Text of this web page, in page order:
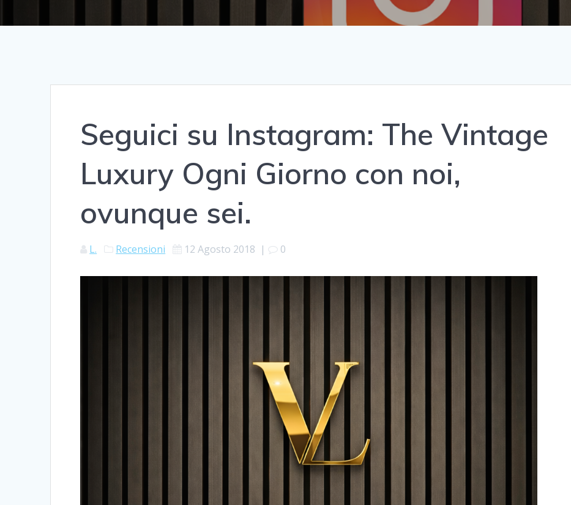
Seguici su Instagram: The Vintage
Luxury Ogni Giorno con noi,
ovunque sei.
L. Recensioni 12 Agosto 2018 | 0